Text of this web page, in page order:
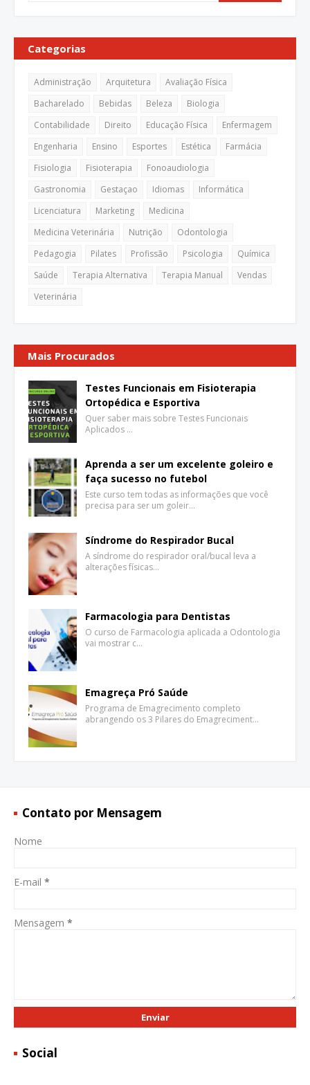
Categorias
Administração Arquitetura
Avaliação Física
Bacharelado
Bebidas Beleza
Biologia
Contabilidade
Direito Educação Física
Enfermagem
Engenharia
Ensino Esportes Estética
Farmácia
Fisiologia
Fisioterapia
Fonoaudiologia
Gastronomia
Gestaçao Idiomas
Informática
Licenciatura
Marketing
Medicina
Medicina Veterinária
Nutrição
Odontologia
Pedagogia
Pilates Profissão Psicologia
Química
Saúde
Terapia Alternativa Terapia Manual
Vendas
Veterinária
Mais Procurados
Testes Funcionais em Fisioterapia
Ortopédica e Esportiva
Quer saber mais sobre Testes Funcionais
Aplicados …
Aprenda a ser um excelente goleiro e
faça sucesso no futebol
Este curso tem todas as informações que você
precisa para ser um goleir…
Síndrome do Respirador Bucal
A síndrome do respirador oral/bucal leva a
alterações físicas…
Farmacologia para Dentistas
O curso de Farmacologia aplicada a Odontologia
vai mostrar c…
Emagreça Pró Saúde
Programa de Emagrecimento completo
abrangendo os 3 Pilares do Emagreciment…
Contato por Mensagem
Nome
E-mail *
Mensagem *
Social